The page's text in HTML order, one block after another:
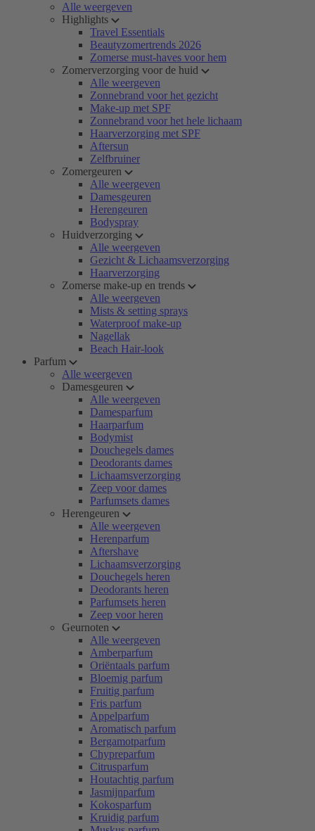
Alle weergeven
Highlights
Travel Essentials
Beautyzomertrends 2026
Zomerse must-haves voor hem
Zomerverzorging voor de huid
Alle weergeven
Zonnebrand voor het gezicht
Make-up met SPF
Zonnebrand voor het hele lichaam
Haarverzorging met SPF
Aftersun
Zelfbruiner
Zomergeuren
Alle weergeven
Damesgeuren
Herengeuren
Bodyspray
Huidverzorging
Alle weergeven
Gezicht & Lichaamsverzorging
Haarverzorging
Zomerse make-up en trends
Alle weergeven
Mists & setting sprays
Waterproof make-up
Nagellak
Beach Hair-look
Parfum
Alle weergeven
Damesgeuren
Alle weergeven
Damesparfum
Haarparfum
Bodymist
Douchegels dames
Deodorants dames
Lichaamsverzorging
Zeep voor dames
Parfumsets dames
Herengeuren
Alle weergeven
Herenparfum
Aftershave
Lichaamsverzorging
Douchegels heren
Deodorants heren
Parfumsets heren
Zeep voor heren
Geurnoten
Alle weergeven
Amberparfum
Oriëntaals parfum
Bloemig parfum
Fruitig parfum
Fris parfum
Appelparfum
Aromatisch parfum
Bergamotparfum
Chypreparfum
Citrusparfum
Houtachtig parfum
Jasmijnparfum
Kokosparfum
Kruidig parfum